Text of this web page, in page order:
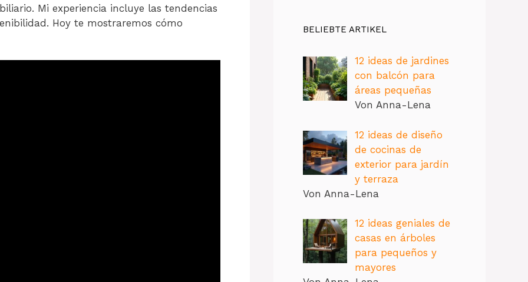
Mi experiencia incluye las tendencias
Hoy te mostraremos cómo
BELIEBTE ARTIKEL
12 ideas de jardines
con balcón para
áreas pequeñas
Von Anna-Lena
12 ideas de diseño
de cocinas de
exterior para jardín
y terraza
Von Anna-Lena
12 ideas geniales de
casas en árboles
para pequeños y
mayores